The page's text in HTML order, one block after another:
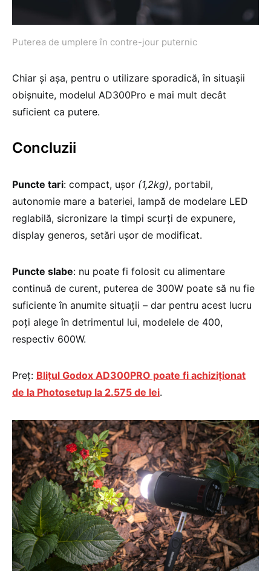
Puterea de umplere în contre-jour puternic
Chiar și așa, pentru o utilizare sporadică, în situașii
obișnuite, modelul AD300Pro e mai mult decât
suficient ca putere.
Concluzii
Puncte tari: compact, ușor (1,2kg), portabil,
autonomie mare a bateriei, lampă de modelare LED
reglabilă, sicronizare la timpi scurți de expunere,
display generos, setări ușor de modificat.
Puncte slabe: nu poate fi folosit cu alimentare
continuă de curent, puterea de 300W poate să nu fie
suficiente în anumite situații – dar pentru acest lucru
poți alege în detrimentul lui, modelele de 400,
respectiv 600W.
Preț: Blițul Godox AD300PRO poate fi achiziționat
de la Photosetup la 2.575 de lei.